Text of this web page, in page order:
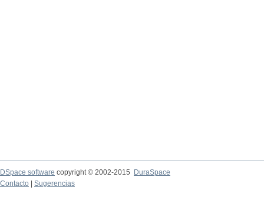
DSpace software copyright © 2002-2015
DuraSpace
Contacto
Sugerencias